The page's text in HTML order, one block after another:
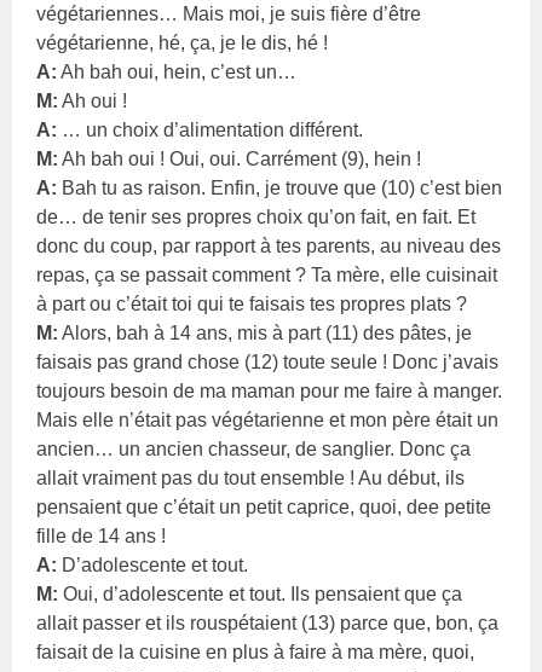
végétariennes… Mais moi, je suis fière d’être
végétarienne, hé, ça, je le dis, hé !
A: Ah bah oui, hein, c’est un…
M: Ah oui !
A: … un choix d’alimentation différent.
M: Ah bah oui ! Oui, oui. Carrément (9), hein !
A: Bah tu as raison. Enfin, je trouve que (10) c’est bien
de… de tenir ses propres choix qu’on fait, en fait. Et
donc du coup, par rapport à tes parents, au niveau des
repas, ça se passait comment ? Ta mère, elle cuisinait
à part ou c’était toi qui te faisais tes propres plats ?
M: Alors, bah à 14 ans, mis à part (11) des pâtes, je
faisais pas grand chose (12) toute seule ! Donc j’avais
toujours besoin de ma maman pour me faire à manger.
Mais elle n’était pas végétarienne et mon père était un
ancien… un ancien chasseur, de sanglier. Donc ça
allait vraiment pas du tout ensemble ! Au début, ils
pensaient que c’était un petit caprice, quoi, dee petite
fille de 14 ans !
A: D’adolescente et tout.
M: Oui, d’adolescente et tout. Ils pensaient que ça
allait passer et ils rouspétaient (13) parce que, bon, ça
faisait de la cuisine en plus à faire à ma mère, quoi,